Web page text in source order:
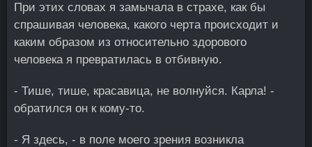
При этих словах я замычала в страхе, как бы
спрашивая человека, какого черта происходит и
каким образом из относительно здорового
человека я превратилась в отбивную.
- Тише, тише, красавица, не волнуйся. Карла! -
обратился он к кому-то.
- Я здесь, - в поле моего зрения возникла